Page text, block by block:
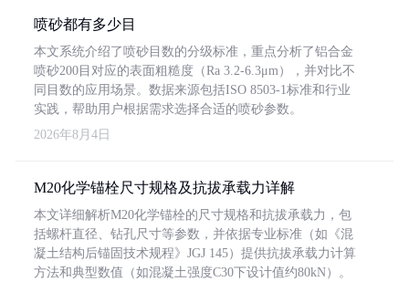
喷砂都有多少目
本文系统介绍了喷砂目数的分级标准，重点分析了铝合金
喷砂200目对应的表面粗糙度（Ra 3.2-6.3μm），并对比不
同目数的应用场景。数据来源包括ISO 8503-1标准和行业
实践，帮助用户根据需求选择合适的喷砂参数。
2026年8月4日
M20化学锚栓尺寸规格及抗拔承载力详解
本文详细解析M20化学锚栓的尺寸规格和抗拔承载力，包
括螺杆直径、钻孔尺寸等参数，并依据专业标准（如《混
凝土结构后锚固技术规程》JGJ 145）提供抗拔承载力计算
方法和典型数值（如混凝土强度C30下设计值约80kN）。